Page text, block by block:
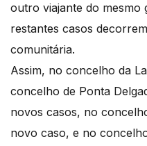
outro viajante do mesmo
restantes casos
comunitária.
Assim, no concelho da
concelho de Ponta
novos casos, no
novo caso, e no